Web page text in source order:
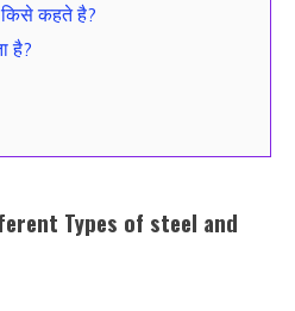
कहते है?
है?
Types of steel and